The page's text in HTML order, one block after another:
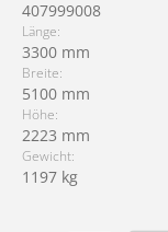
407999008
Länge:
3300 mm
Breite:
5100 mm
Höhe:
2223 mm
Gewicht:
1197 kg